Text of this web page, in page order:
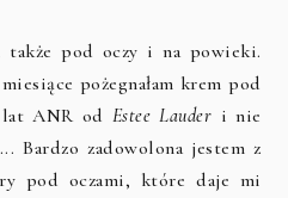
także pod oczy i na powieki.
pożegnałam krem pod
lat ANR od Estee Lauder i nie
Bardzo zadowolona jestem z
pod oczami, które daje mi